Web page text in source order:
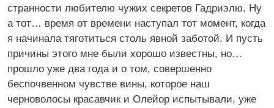
странности любителю чужих секретов Гадриэлю. Ну
а тот… время от времени наступал тот момент, когда
я начинала тяготиться столь явной заботой. И пусть
причины этого мне были хорошо известны, но…
прошло уже два года и о том, совершенно
беспочвенном чувстве вины, которое наш
черноволосы красавчик и Олейор испытывали, уже